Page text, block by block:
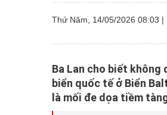
Thứ Năm, 14/05/2026 08:03 |
Ba Lan cho biết không
biển quốc tế ở Biển
là mối đe dọa tiềm